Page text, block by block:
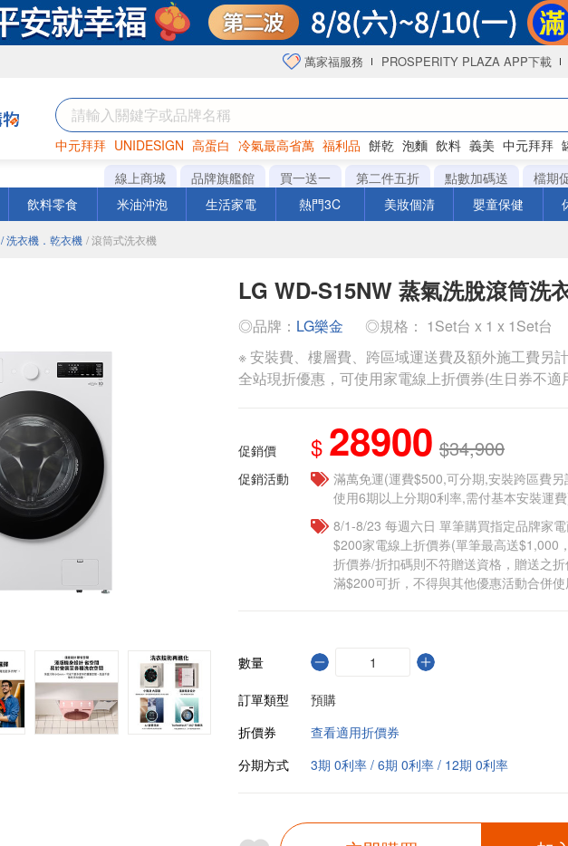
萬家福服務 PROSPERITY PLAZA APP下載
中元拜拜 UNIDESIGN 高蛋白 冷氣最高省萬 福利品 餅乾 泡麵 飲料 義美 中元拜拜
巧克力 衛生紙 咖啡
線上商城 品牌旗艦館 買一送一 第二件五折 點數加碼送
檔期
飲料零食 米油沖泡 生活家電 熱門3C 美妝個清 嬰童保健
/ 洗衣機．乾衣機 / 滾筒式洗衣機
LG WD-S15NW 蒸氣洗脫滾筒洗
◎品牌： LG樂金
◎規格： 1Set台 x 1 x 1Set台
※ 安裝費、樓層費、跨區域運送費及額外施工費另
全站現折優惠，可使用家電線上折價券(生日券不適
促銷價 $ 28900 $34,900
促銷活動
滿萬免運(運費$500,可分期,安裝跨區費
使用6期以上分期0利率,需付基本安裝運
8/1-8/23 每週六日 單筆購買指定品牌家
$200家電線上折價券(單筆最高送$1,000
折價券/折扣碼則不符贈送資格，贈送之
滿$200可折，不得與其他優惠活動合併
數量
訂單類型
預購
折價券
查看適用折價券
分期方式
3期 0利率 / 6期 0利率 / 12期 0利率